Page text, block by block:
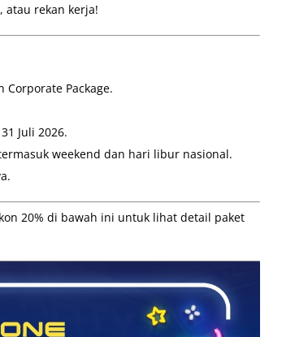
atau rekan kerja!
Corporate Package.
Juli 2026.
weekend dan hari libur nasional.
20% di bawah ini untuk lihat detail paket